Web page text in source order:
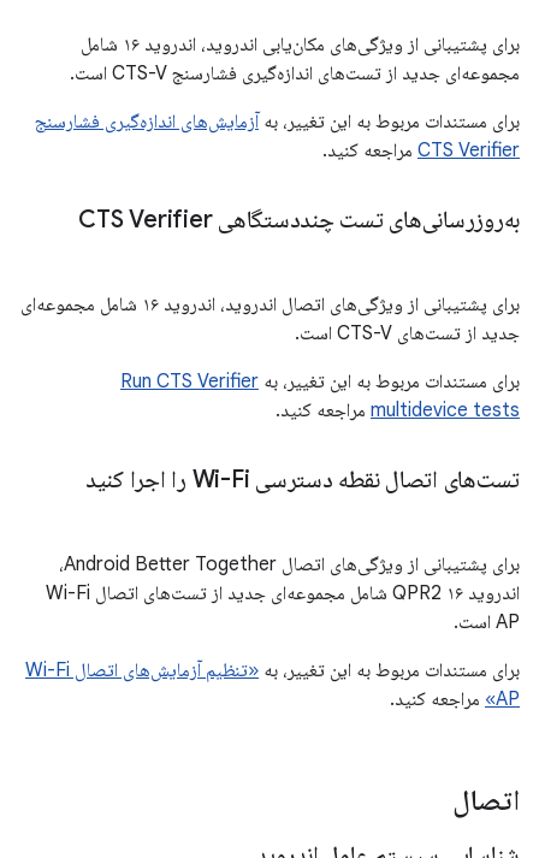
برای پشتیبانی از ویژگی‌های مکان‌یابی اندروید، اندروید ۱۶ شامل
مجموعه‌ای جدید از تست‌های اندازه‌گیری فشارسنج CTS-V است.
برای مستندات مربوط به این تغییر، به آزمایش‌های اندازه‌گیری فشارسنج
CTS Verifier مراجعه کنید.
به‌روزرسانی‌های تست چنددستگاهی CTS Verifier
برای پشتیبانی از ویژگی‌های اتصال اندروید، اندروید ۱۶ شامل مجموعه‌ای
جدید از تست‌های CTS-V است.
برای مستندات مربوط به این تغییر، به Run CTS Verifier
multidevice tests مراجعه کنید.
تست‌های اتصال نقطه دسترسی Wi-Fi را اجرا کنید
برای پشتیبانی از ویژگی‌های اتصال Android Better Together،
اندروید ۱۶ QPR2 شامل مجموعه‌ای جدید از تست‌های اتصال Wi-Fi
AP است.
برای مستندات مربوط به این تغییر، به
«تنظیم آزمایش‌های اتصال Wi-Fi
AP»
مراجعه کنید.
اتصال